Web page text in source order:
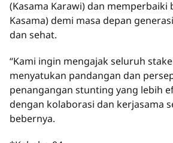
(Kasama Karawi) dan memperbaiki
Kasama) demi masa depan
dan sehat.
“Kami ingin mengajak seluruh
menyatukan pandangan dan
penangangan stunting yang lebih
dengan kolaborasi dan kerjasama
bebernya.